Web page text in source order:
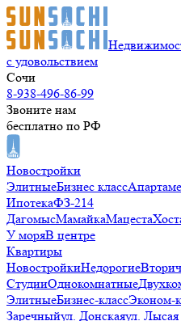
с удовольствием
Сочи
8-938-496-86-99
Звоните нам
бесплатно по РФ
Новостройки
ЭлитныеБизнес класс
ИпотекаФЗ-214
ДагомысМамайкаМацеста
У моряВ центре
Квартиры
НовостройкиНедорогие
СтудииОднокомнатные
ЭлитныеБизнес-классЭконом-
Заречныйул. Донскаяул. Лысая